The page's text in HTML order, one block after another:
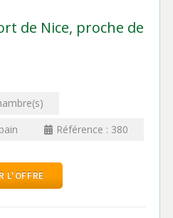
de Nice, proche de
Référence : 380
L'OFFRE